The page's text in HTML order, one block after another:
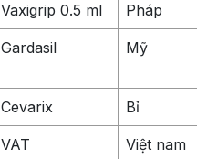
Vaxigrip 0.5 ml Pháp
Gardasil Mỹ
Cevarix Bỉ
VAT Việt nam